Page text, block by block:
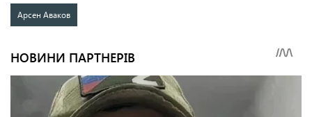
Арсен Аваков